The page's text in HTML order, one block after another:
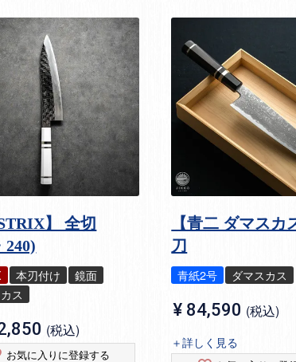
】 全切
240)
本刃付け
鏡面
ス
税込
お気に入りに登録する
【青二 ダマスカ
刀
青紙2号 ダマスカス
¥ 84,590 税込
＋詳しく見る